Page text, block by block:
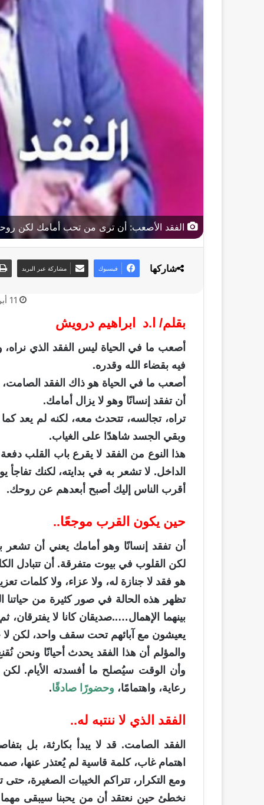
الفقد الأصعب: أن ترى من تحب أمامك لكن
11 أبريل، 2026
بقلم/ ا.د ابراهيم درويش
أصعب ما في الحياة ليس الفقد الذي نراه،
فيه بقضاء الله وقدره.
أصعب ما في الحياة هو ذاك الفقد
أن تفقد إنسانًا وهو لا يزال أمامك.
تراه، تجالسه، تتحدث معه، لكنه لم يعد
وبقي الجسد شاهدًا على الغياب.
هذا النوع من الفقد لا يقرع باب القلب
الداخل. لا تشعر به في بدايته، لكنك
أقرب الناس إليك أصبح أبعدهم عن روحك.
حين يكون القرب موجعًا..
أن تفقد إنسانًا وهو أمامك يعني أن
لكن القلوب في بيوت متفرقة. أن تتبادل
هو فقد لا جنازة له، ولا عزاء، ولا كلمات
تظهر هذه الحالة في صور كثيرة من حياتنا
بينهما الإهمال…..صديقان كانا لا
يعيشون مع آبائهم تحت سقف واحد، لكن لا
والمؤلم أن هذا الفقد يحدث أحيانًا ونحن
وأن الوقت سيُصلح ما أفسدته الأيام.
رعاية، واهتمامًا، وحضورًا صادقًا.
الفقد الذي لا ننتبه له..
الفقد الصامت. قد لا يبدأ بكارثة، بل
اهتمام غاب، كلمة قاسية لم يُعتذر عنها،
ومع التكرار، تتراكم الخيبات الصغيرة،
نخطئ حين نعتقد أن من يحبنا سيبقى
شاركها فيسبوك مشاركة عبر البريد